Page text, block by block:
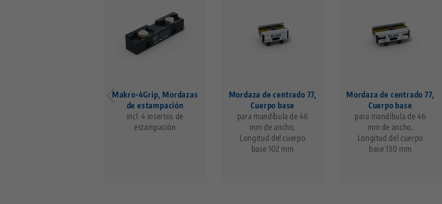
Makro•4Grip, Mordazas
de estampación
incl. 4 insertos de
estampación
Mordaza de centrado 77,
Cuerpo base
para mandíbula de 46
mm de ancho,
Longitud del cuerpo
base 102 mm
Mordaza de centrado 77,
Cuerpo base
para mandíbula de 46
mm de ancho,
Longitud del cuerpo
base 130 mm